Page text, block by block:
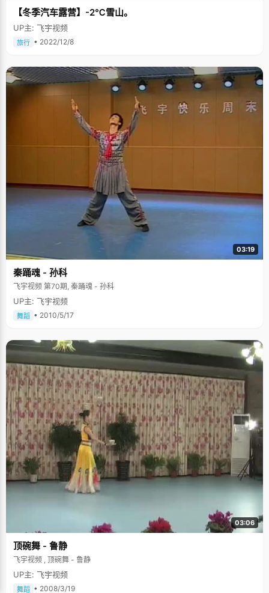
意了自己的想法，但父亲的黯然表情像针一样刺进了陈光玉的心里。在之后
的整个暑假里，陈光玉每天都在考虑上学与否这个问题，躲在家里看完了一
然的眼神也让他最终无法鼓起勇气做一个叛逆的逃离者。"开学了，我又乖乖
的去上学了，很长一段时间，我都不敢面对父亲。"每次心境不好的时候，他
看不到这个淳朴的男孩了。可以说，考上状元对陈光玉，乃至陈光玉的整个
家庭都是一个里程碑似的象征，积累了几辈人的希望和努力，终于得到了最
好的回报，并指出了一条希望宽敞的道路。 就像很多农村的孩子一样，陈光
玉一进大学就想到了毕业："毕业了就赶紧就业，找份好工作，让家里的经济
好一些。等一切都好一些了，然后再继续读书吧。" 结束采访的时候差不多
12点了，陈光玉拿出一张卡片，邀请我们一起到清华大学食堂吃饭，说感谢
我们的辛苦，我们有些受宠的赶紧谢绝了。陈光玉是我们采访过的为数不多
的邀请我们共餐的状元之一，他以最朴实的话语表达了最真诚的谢意，让我
们对这个状元又多了一份喜欢。
【冬季汽车露营】-2℃雪山。
UP主: 飞宇视频
旅行 • 2022/12/8
03:19
秦踊魂 - 孙科
飞宇视频 第70期, 秦踊魂 - 孙科
UP主: 飞宇视频
舞蹈 • 2010/5/17
03:06
顶碗舞 - 鲁静
飞宇视频 , 顶碗舞 - 鲁静
UP主: 飞宇视频
舞蹈 • 2008/3/19